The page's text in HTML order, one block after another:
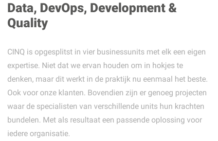
Data, DevOps, Development &
Quality
CINQ is opgesplitst in vier businessunits met elk een eigen
expertise. Niet dat we ervan houden om in hokjes te
denken, maar dit werkt in de praktijk nu eenmaal het beste.
Ook voor onze klanten. Bovendien zijn er genoeg projecten
waar de specialisten van verschillende units hun krachten
bundelen. Met als resultaat een passende oplossing voor
iedere organisatie.